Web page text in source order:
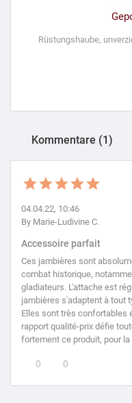
Rüstungshaube,
Kommentare (1)
04.04.22, 10:46
By Marie-Ludivine C.
Accessoire parfait
Ces jambières sont
combat historique,
gladiateurs. L'attache est
jambières s'adaptent à tout
Elles sont très confortables
rapport qualité-prix défie
fortement ce produit, pour
0 0